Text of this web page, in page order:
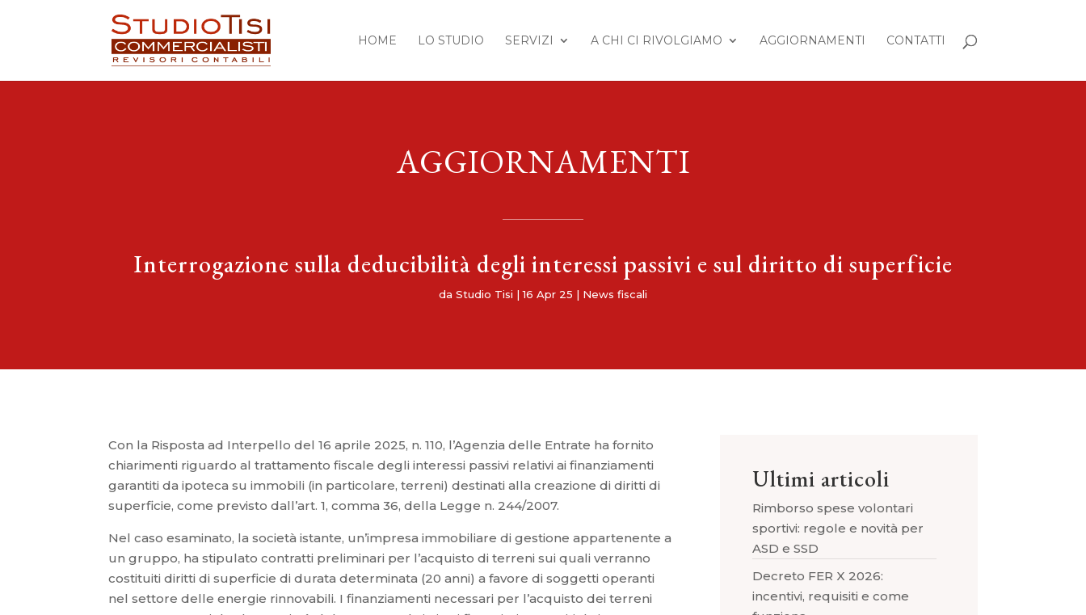
HOME LO STUDIO SERVIZI A CHI CI RIVOLGIAMO AGGIORNAMENTI CONTATTI
AGGIORNAMENTI
Interrogazione sulla deducibilità degli interessi passivi e sul diritto di superficie
da Studio Tisi |16 Apr 25 | News fiscali
Con la Risposta ad Interpello del 16 aprile 2025, n. 110, l’Agenzia delle Entrate ha fornito
chiarimenti riguardo al trattamento fiscale degli interessi passivi relativi ai finanziamenti
garantiti da ipoteca su immobili (in particolare, terreni) destinati alla creazione di diritti di
superficie, come previsto dall’art. 1, comma 36, della Legge n. 244/2007.
Nel caso esaminato, la società istante, un’impresa immobiliare di gestione appartenente a
un gruppo, ha stipulato contratti preliminari per l’acquisto di terreni sui quali verranno
costituiti diritti di superficie di durata determinata (20 anni) a favore di soggetti operanti
nel settore delle energie rinnovabili. I finanziamenti necessari per l’acquisto dei terreni
Ultimi articoli
Rimborso spese volontari
sportivi: regole e novità per
ASD e SSD
Decreto FER X 2026:
incentivi, requisiti e come